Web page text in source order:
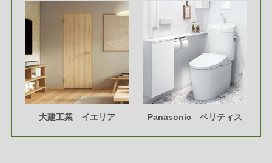
大建工業 イエリア Panasonic ベリティス